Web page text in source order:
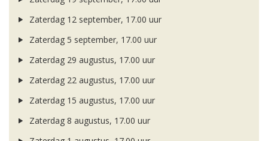
Zaterdag 12 september, 17.00 uur
Zaterdag 5 september, 17.00 uur
Zaterdag 29 augustus, 17.00 uur
Zaterdag 22 augustus, 17.00 uur
Zaterdag 15 augustus, 17.00 uur
Zaterdag 8 augustus, 17.00 uur